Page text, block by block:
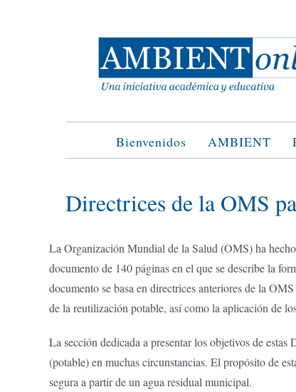
Bienvenidos AMBIENT
Directrices de la OMS
La Organización Mundial de la Salud (OMS) ha
documento de 140 páginas en el que se describe la
documento se basa en directrices anteriores de la
de la reutilización potable, así como la aplicación de
La sección dedicada a presentar los objetivos de
(potable) en muchas circunstancias. El propósito de
segura a partir de un agua residual municipal.